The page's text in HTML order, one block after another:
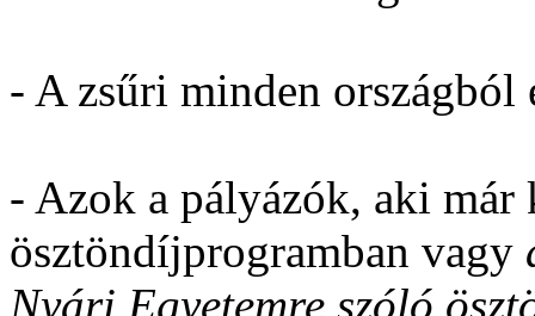
- A zsűri minden
- Azok a pályázók, aki már
ösztöndíjprogramban vagy
Nyári Egyetemre szóló